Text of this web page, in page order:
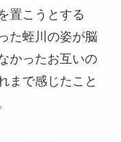
置こうとする
た蛭川の姿が脳
かったお互いの
まで感じたこと